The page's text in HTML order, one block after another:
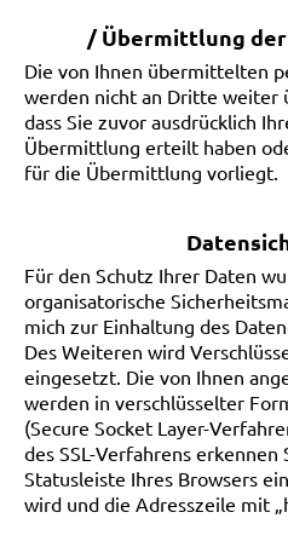
/ Übermittlung
Die von Ihnen übermittelten
werden nicht an Dritte weiter
dass Sie zuvor ausdrücklich
Übermittlung erteilt haben
für die Übermittlung vorliegt.
Für den Schutz Ihrer Daten
organisatorische
mich zur Einhaltung des
Des Weiteren wird
eingesetzt. Die von Ihnen
werden in verschlüsselter
(Secure Socket Layer-
des SSL-Verfahrens erkennen
Statusleiste Ihres Browsers
wird und die Adresszeile mit